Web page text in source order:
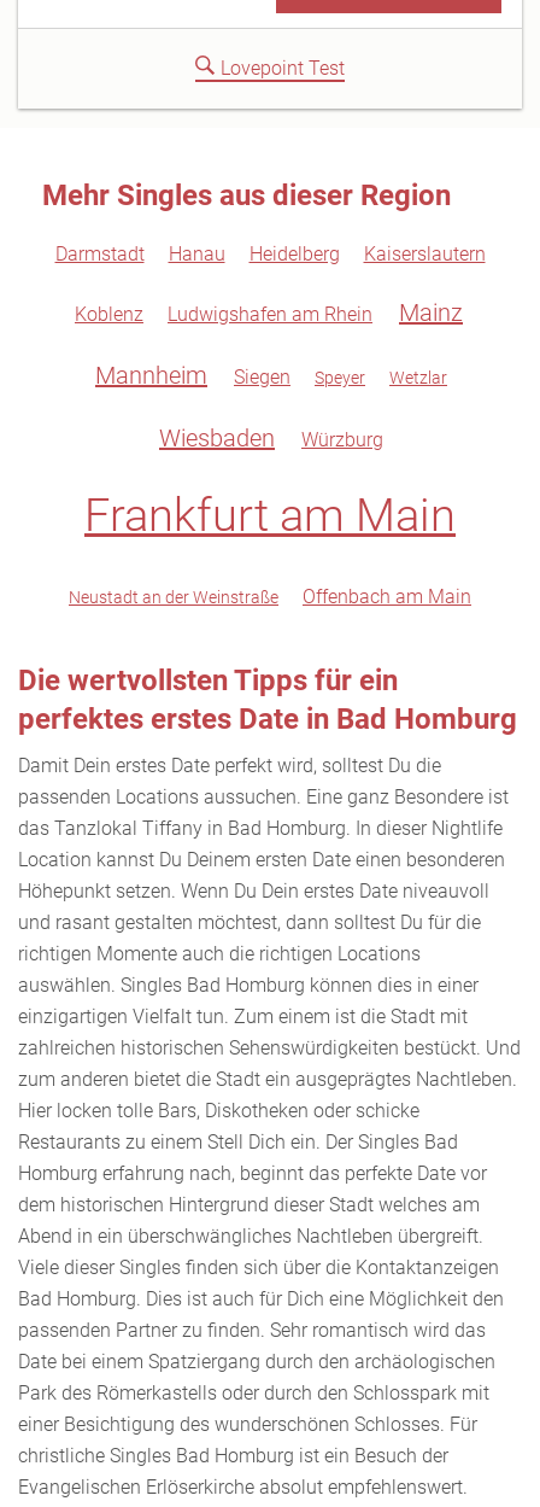
Lovepoint Test
Mehr Singles aus dieser Region
Darmstadt Hanau Heidelberg Kaiserslautern
Koblenz Ludwigshafen am Rhein Mainz
Mannheim Siegen Speyer Wetzlar
Wiesbaden Würzburg
Frankfurt am Main
Neustadt an der Weinstraße Offenbach am Main
Die wertvollsten Tipps für ein
perfektes erstes Date in Bad Homburg
Damit Dein erstes Date perfekt wird, solltest Du die
passenden Locations aussuchen. Eine ganz Besondere ist
das Tanzlokal Tiffany in Bad Homburg. In dieser Nightlife
Location kannst Du Deinem ersten Date einen besonderen
Höhepunkt setzen. Wenn Du Dein erstes Date niveauvoll
und rasant gestalten möchtest, dann solltest Du für die
richtigen Momente auch die richtigen Locations
auswählen. Singles Bad Homburg können dies in einer
einzigartigen Vielfalt tun. Zum einem ist die Stadt mit
zahlreichen historischen Sehenswürdigkeiten bestückt. Und
zum anderen bietet die Stadt ein ausgeprägtes Nachtleben.
Hier locken tolle Bars, Diskotheken oder schicke
Restaurants zu einem Stell Dich ein. Der Singles Bad
Homburg erfahrung nach, beginnt das perfekte Date vor
dem historischen Hintergrund dieser Stadt welches am
Abend in ein überschwängliches Nachtleben übergreift.
Viele dieser Singles finden sich über die Kontaktanzeigen
Bad Homburg. Dies ist auch für Dich eine Möglichkeit den
passenden Partner zu finden. Sehr romantisch wird das
Date bei einem Spatziergang durch den archäologischen
Park des Römerkastells oder durch den Schlosspark mit
einer Besichtigung des wunderschönen Schlosses. Für
christliche Singles Bad Homburg ist ein Besuch der
Evangelischen Erlöserkirche absolut empfehlenswert.